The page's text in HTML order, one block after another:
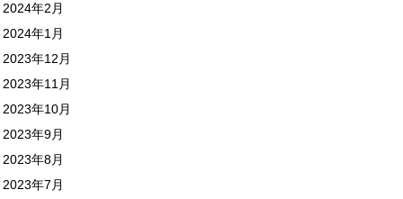
2024年2月
2024年1月
2023年12月
2023年11月
2023年10月
2023年9月
2023年8月
2023年7月